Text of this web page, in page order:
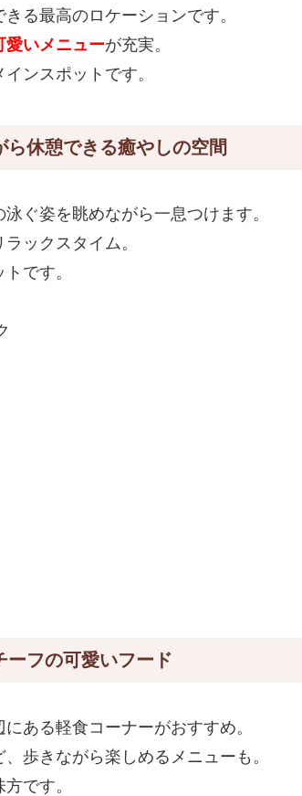
る最高のロケーションです。
愛いメニューが充実。
インスポットです。
休憩できる癒やしの空間
ぐ姿を眺めながら一息つけます。
ックスタイム。
です。
ーフの可愛いフード
ある軽食コーナーがおすすめ。
、歩きながら楽しめるメニューも。
です。